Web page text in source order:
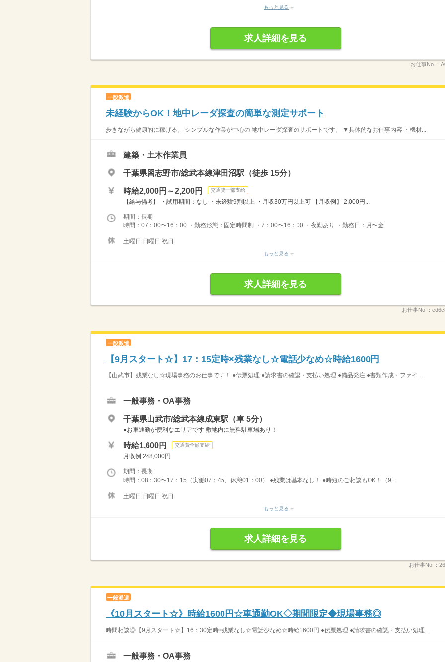
もっと見る
求人詳細を見る
お仕事No.：
一般派遣
未経験からOK！地中レーダ探査の簡単な測定サポート
歩きながら健康的に稼げる。 シンプルな作業が中心の 地中レーダ探査のサポートです。 ▼具体的なお仕事内容 ・機材...
建築・土木作業員
千葉県習志野市/総武本線津田沼駅（徒歩 15分）
時給2,000円～2,200円 交通費一部支給
【給与備考】 ・試用期間：なし ・未経験9割以上 ・月収30万円以上可 【月収例】 2,000円...
期間：長期
時間：07：00〜16：00 ・勤務形態：固定時間制 ・7：00〜16：00 ・夜勤あり ・勤務日：月〜金
土曜日 日曜日 祝日
もっと見る
求人詳細を見る
お仕事No.：
一般派遣
【9月スタート☆】17：15定時×残業なし☆電話少なめ☆時給1600円
【山武市】残業なし☆現場事務のお仕事です！ ●伝票処理 ●請求書の確認・支払い処理 ●備品発注 ●書類作成・ファイ...
一般事務・OA事務
千葉県山武市/総武本線成東駅（車 5分）
●お車通勤が便利なエリアです 敷地内に無料駐車場あり！
時給1,600円 交通費全額支給
月収例 248,000円
期間：長期
時間：08：30〜17：15（実働07：45、休憩01：00） ●残業は基本なし！ ●時短のご相談もOK！（9...
土曜日 日曜日 祝日
もっと見る
求人詳細を見る
お仕事No.：
一般派遣
《10月スタート☆》時給1600円☆車通勤OK◇期間限定◆現場事務◎
時間相談◎【9月スタート☆】16：30定時×残業なし☆電話少なめ☆時給1600円 ●伝票処理 ●請求書の確認・支払い処理 ...
一般事務・OA事務